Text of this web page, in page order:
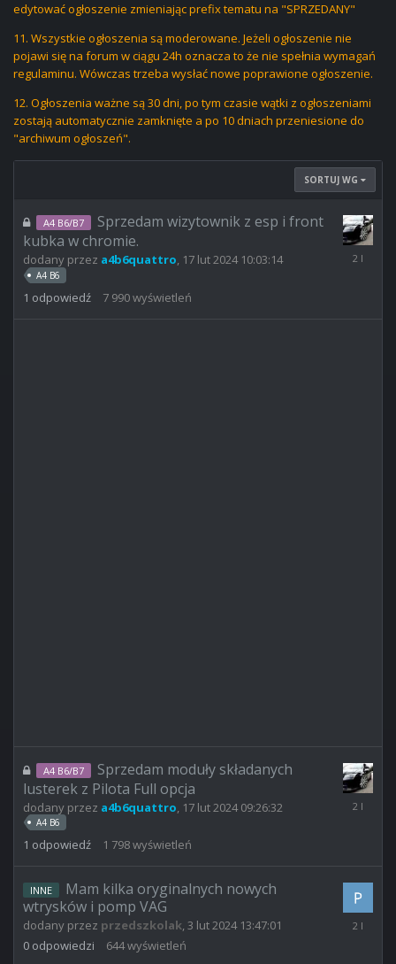
edytować ogłoszenie zmieniając prefix tematu na "SPRZEDANY"
11. Wszystkie ogłoszenia są moderowane. Jeżeli ogłoszenie nie
pojawi się na forum w ciągu 24h oznacza to że nie spełnia wymagań
regulaminu. Wówczas trzeba wysłać nowe poprawione ogłoszenie.
12. Ogłoszenia ważne są 30 dni, po tym czasie wątki z ogłoszeniami
zostają automatycznie zamknięte a po 10 dniach przeniesione do
"archiwum ogłoszeń".
SORTUJ WG
A4 B6/B7
Sprzedam wizytownik z esp i front
kubka w chromie.
dodany przez a4b6quattro, 17 lut 2024 10:03:14
A4 B6
1 odpowiedź 7 990wyświetleń
24
A4 B6/B7
Sprzedam moduły składanych
lusterek z Pilota Full opcja
dodany przez a4b6quattro 17 lut 2024 09:26:32
A4 B6
1 odpowiedź 1 798wyświetleń
20
INNE
Mam kilka oryginalnych nowych
wtrysków i pomp VAG
dodany przez przedszkolak,3 lut 2024 13:47:01
0 odpowiedzi 644wyświetleń